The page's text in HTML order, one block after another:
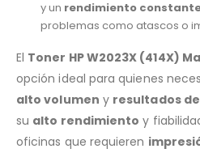
y un rendimiento
problemas como atascos o
El Toner HP W2023X (414X)
opción ideal para quienes
alto volumen y resultados
su alto rendimiento y
oficinas que requieren